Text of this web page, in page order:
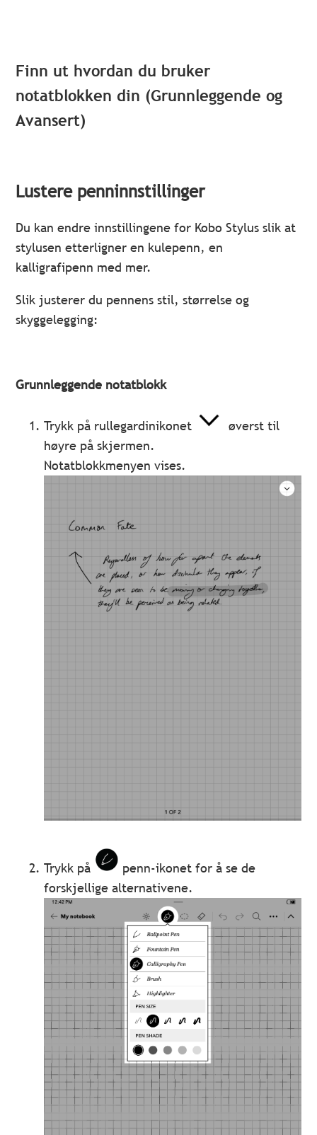
Finn ut hvordan du bruker
notatblokken din (Grunnleggende og
Avansert)
Lustere penninnstillinger
Du kan endre innstillingene for Kobo Stylus slik at
stylusen etterligner en kulepenn, en
kalligrafipenn med mer.
Slik justerer du pennens stil, størrelse og
skyggelegging:
Grunnleggende notatblokk
Trykk på rullegardinikonet
øverst til
høyre på skjermen.
Notatblokkmenyen vises.
Trykk på
penn-ikonet for å se de
forskjellige alternativene.